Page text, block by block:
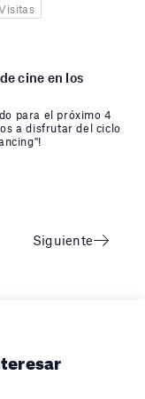
cine en los
para el próximo 4
a disfrutar del ciclo
Siguiente